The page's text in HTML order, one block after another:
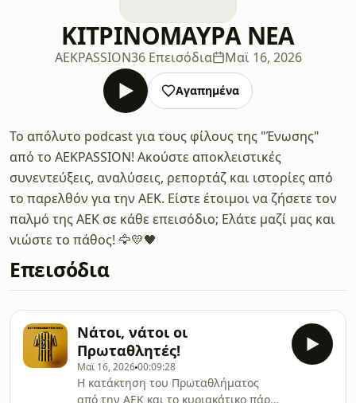
ΚΙΤΡΙΝΟΜΑΥΡΑ ΝΕΑ
ΑΕΚPASSION36 Επεισόδια Μαϊ 16, 2026
Αγαπημένα
Το απόλυτο podcast για τους φίλους της "Ένωσης"
από το AEKPASSION! Ακούστε αποκλειστικές
συνεντεύξεις, αναλύσεις, ρεπορτάζ και ιστορίες από
το παρελθόν για την ΑΕΚ. Είστε έτοιμοι να ζήσετε τον
παλμό της ΑΕΚ σε κάθε επεισόδιο; Ελάτε μαζί μας και
νιώστε το πάθος! 🦅💛🖤
Επεισόδια
Νάτοι, νάτοι οι
Πρωταθλητές!
Μαϊ 16, 202600:09:28
Η κατάκτηση του Πρωταθλήματος
από την ΑΕΚ και το κυριακάτικο πάρτι